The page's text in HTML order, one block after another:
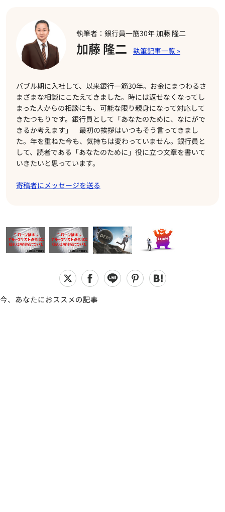
執筆者：銀行員一筋30年 加藤 隆二
加藤 隆二
バブル期に入社して、以来銀行一筋30年。お金にまつわるさ
まざまな相談にこたえてきました。時には返せなくなってし
まった人からの相談にも、可能な限り親身になって対応して
きたつもりです。銀行員として「あなたのために、なにがで
きるか考えます」 最初の挨拶はいつもそう言ってきまし
た。年を重ねた今も、気持ちは変わっていません。銀行員と
して、読者である「あなたのために」役に立つ文章を書いて
いきたいと思っています。
寄稿者にメッセージを送る
今、あなたにおススメの記事